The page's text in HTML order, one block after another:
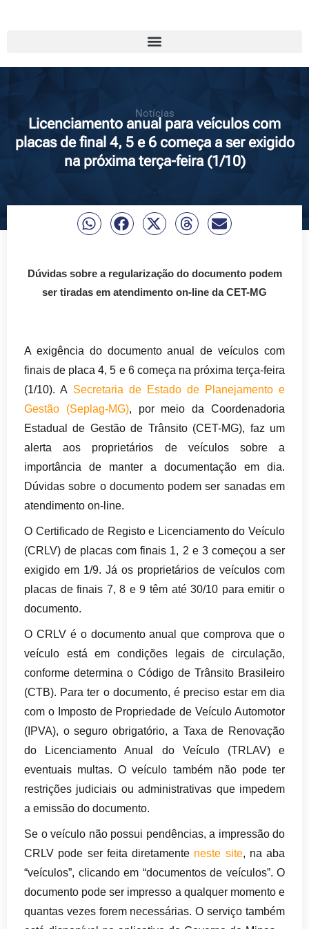
Notícias
Licenciamento anual para veículos com
placas de final 4, 5 e 6 começa a ser exigido
na próxima terça-feira (1/10)
Dúvidas sobre a regularização do documento podem
ser tiradas em atendimento on-line da CET-MG
A exigência do documento anual de veículos com
finais de placa 4, 5 e 6 começa na próxima terça-feira
(1/10). A Secretaria de Estado de Planejamento e
Gestão (Seplag-MG), por meio da Coordenadoria
Estadual de Gestão de Trânsito (CET-MG), faz um
alerta aos proprietários de veículos sobre a
importância de manter a documentação em dia.
Dúvidas sobre o documento podem ser sanadas em
atendimento on-line.
O Certificado de Registo e Licenciamento do Veículo
(CRLV) de placas com finais 1, 2 e 3 começou a ser
exigido em 1/9. Já os proprietários de veículos com
placas de finais 7, 8 e 9 têm até 30/10 para emitir o
documento.
O CRLV é o documento anual que comprova que o
veículo está em condições legais de circulação,
conforme determina o Código de Trânsito Brasileiro
(CTB). Para ter o documento, é preciso estar em dia
com o Imposto de Propriedade de Veículo Automotor
(IPVA), o seguro obrigatório, a Taxa de Renovação
do Licenciamento Anual do Veículo (TRLAV) e
eventuais multas. O veículo também não pode ter
restrições judiciais ou administrativas que impedem
a emissão do documento.
Se o veículo não possui pendências, a impressão do
CRLV pode ser feita diretamente neste site, na aba
“veículos”, clicando em “documentos de veículos”. O
documento pode ser impresso a qualquer momento e
quantas vezes forem necessárias. O serviço também